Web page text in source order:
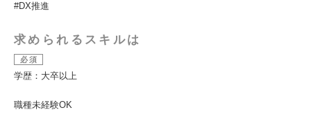
#DX推進
求められるスキルは
必須
学歴：大卒以上
職種未経験OK